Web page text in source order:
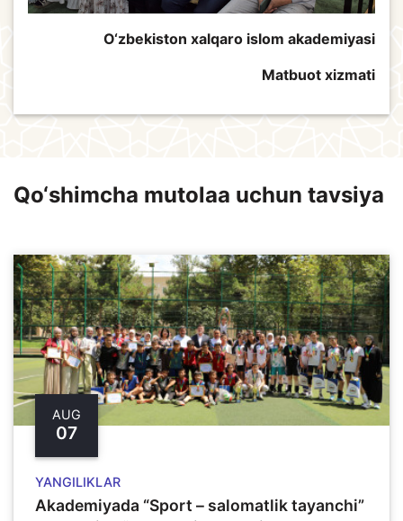
O‘zbekiston xalqaro islom akademiyasi
Matbuot xizmati
Qo‘shimcha mutolaa uchun tavsiya
AUG
07
YANGILIKLAR
Akademiyada “Sport – salomatlik tayanchi”